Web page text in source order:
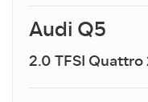
Audi Q5
2.0 TFSI